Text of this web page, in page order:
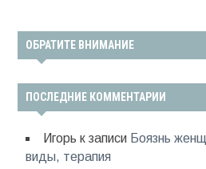
ОБРАТИТЕ ВНИМАНИЕ
ПОСЛЕДНИЕ КОММЕНТАРИИ
Игорь к записи Боязнь
виды, терапия